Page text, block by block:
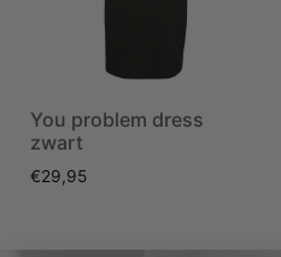
You problem dress
zwart
€29,95